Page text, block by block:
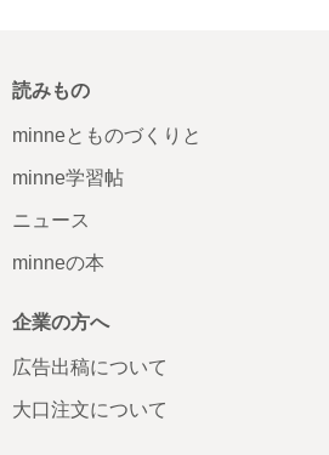
読みもの
minneとものづくりと
minne学習帖
ニュース
minneの本
企業の方へ
広告出稿について
大口注文について